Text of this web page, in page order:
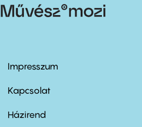
Footer
first
Impresszum
Kapcsolat
Footer
Házirend